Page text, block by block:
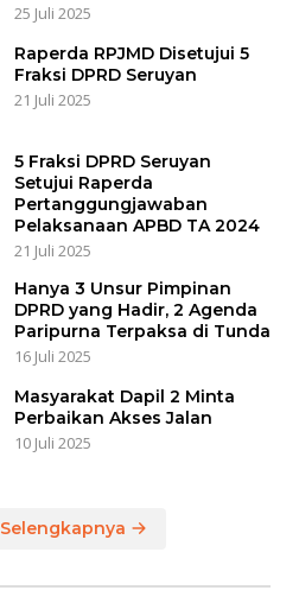
25 Juli 2025
Raperda RPJMD Disetujui 5
Fraksi DPRD Seruyan
21 Juli 2025
5 Fraksi DPRD Seruyan
Setujui Raperda
Pertanggungjawaban
Pelaksanaan APBD TA 2024
21 Juli 2025
Hanya 3 Unsur Pimpinan
DPRD yang Hadir, 2 Agenda
Paripurna Terpaksa di Tunda
16 Juli 2025
Masyarakat Dapil 2 Minta
Perbaikan Akses Jalan
10 Juli 2025
Selengkapnya